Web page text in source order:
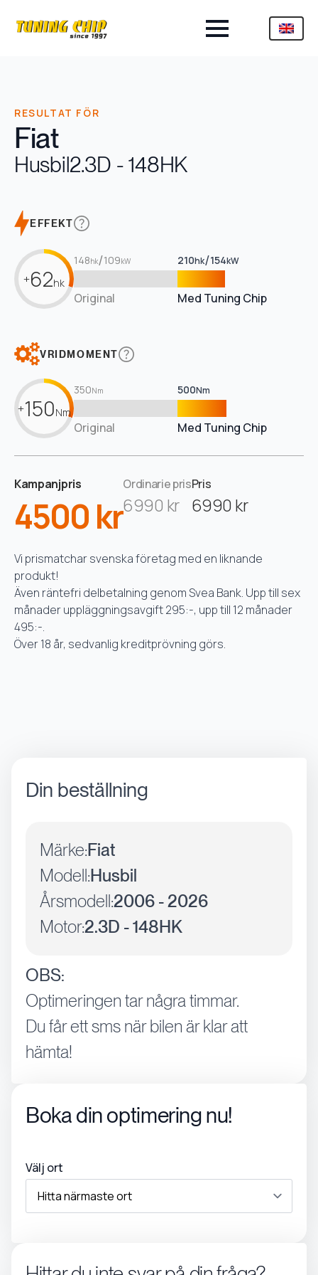
RESULTAT FÖR
Fiat
Husbil2.3D - 148HK
EFFEKT
+62hk
148hk/109kW 210hk/154kW
Original Med Tuning Chip
VRIDMOMENT
+150Nm
350Nm 500Nm
Original Med Tuning Chip
Kampanjpris
4500 kr
Ordinarie pris
6990 kr
Pris
6990 kr
Vi prismatchar svenska företag med en liknande
produkt!
Även räntefri delbetalning genom Svea Bank. Upp till sex
månader uppläggningsavgift 295:-, upp till 12 månader
495:-.
Över 18 år, sedvanlig kreditprövning görs.
Din beställning
Märke:Fiat
Modell:Husbil
Årsmodell:2006 - 2026
Motor:2.3D - 148HK
OBS:
Optimeringen tar några timmar.
Du får ett sms när bilen är klar att
hämta!
Boka din optimering nu!
Välj ort